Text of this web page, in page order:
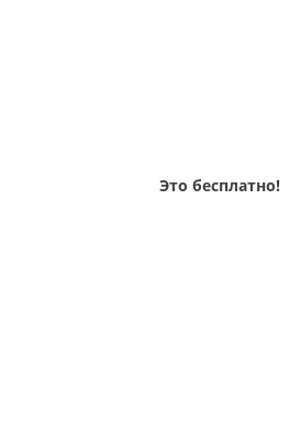
Это бесплатно!